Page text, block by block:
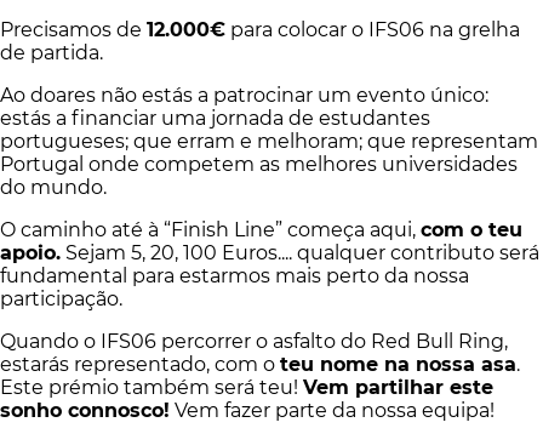
Precisamos de 12.000€ para colocar o IFS06 na grelha
de partida.
Ao doares não estás a patrocinar um evento único:
estás a financiar uma jornada de estudantes
portugueses; que erram e melhoram; que representam
Portugal onde competem as melhores universidades
do mundo.
O caminho até à “Finish Line” começa aqui, com o teu
apoio. Sejam 5, 20, 100 Euros.... qualquer contributo será
fundamental para estarmos mais perto da nossa
participação.
Quando o IFS06 percorrer o asfalto do Red Bull Ring,
estarás representado, com o teu nome na nossa asa.
Este prémio também será teu! Vem partilhar este
sonho connosco! Vem fazer parte da nossa equipa!